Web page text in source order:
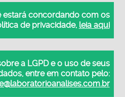
estará concordando com os
de privacidade, leia aqui
a LGPD e o uso de seus
entre em contato pelo: